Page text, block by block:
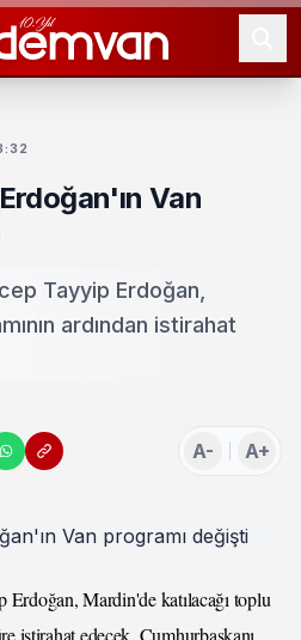
Van
Tayyip Erdoğan,
ardından istirahat
A- A+
Erdoğan, Mardin'de katılacağı toplu
istirahat edecek. Cumhurbaşkanı